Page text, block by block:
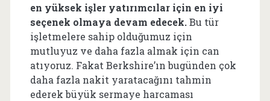
en yüksek işler yatırımcılar için en iyi
seçenek olmaya devam edecek.Bu tür
işletmelere sahip olduğumuz için
mutluyuz ve daha fazla almak için can
atıyoruz. Fakat Berkshire’ın bugünden çok
daha fazla nakit yaratacağını tahmin
ederek büyük sermaye harcaması